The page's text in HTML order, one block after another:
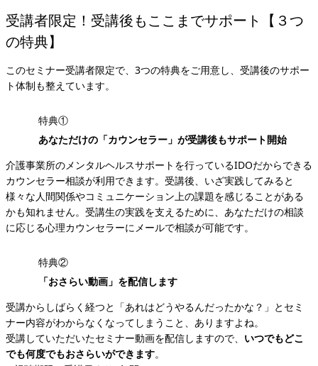
受講者限定！受講後もここまでサポート【３つ
の特典】
このセミナー受講者限定で、3つの特典をご用意し、受講後のサポー
ト体制も整えています。
特典①
あなただけの「カウンセラー」が受講後もサポート開始
介護事業所のメンタルヘルスサポートを行っているIDOだからできる
カウンセラー相談が利用できます。受講後、いざ実践してみると
様々な人間関係やコミュニケーション上の課題を感じることがある
かも知れません。受講生の実践を支えるために、あなただけの相談
に応じる心理カウンセラーにメールで相談が可能です。
特典②
「おさらい動画」を配信します
受講からしばらく経つと「あれはどうやるんだったかな？」とセミ
ナー内容がわからなくなってしまうこと、ありますよね。
受講していただいたセミナー動画を配信しますので、 いつでもどこ
でも何度でもおさらいができます。